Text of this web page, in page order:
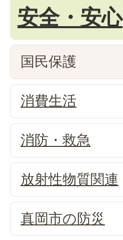
安全・安心
国民保護
消費生活
消防・救急
放射性物質関連
真岡市の防災